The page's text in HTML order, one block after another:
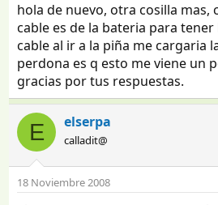
hola de nuevo, otra cosilla mas,
cable es de la bateria para tener
cable al ir a la piña me cargaria
perdona es q esto me viene un
gracias por tus respuestas.
E elserpa
calladit@
18 Noviembre 2008